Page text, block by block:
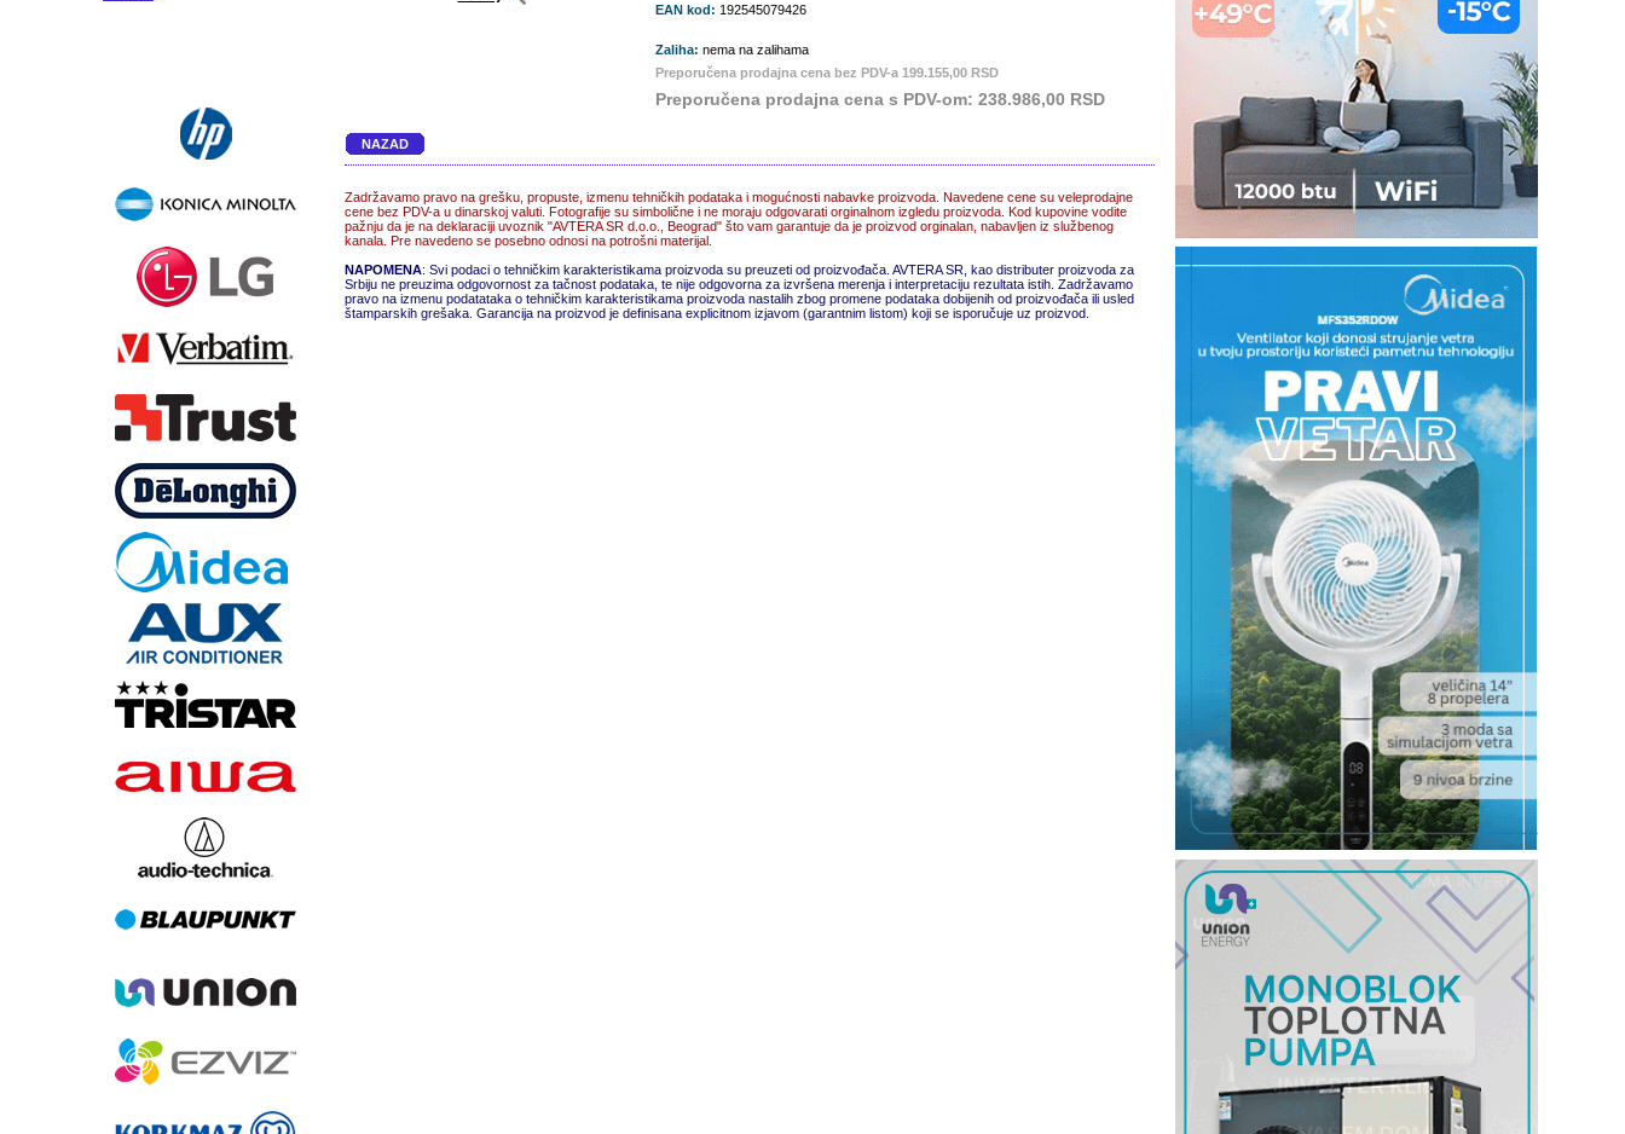
EAN kod: 192545079426
Zaliha: nema na zalihama
Preporučena prodajna cena bez PDV-a 199.155,00 RSD
Preporučena prodajna cena s PDV-om: 238.986,00 RSD
NAZAD
Zadržavamo pravo na grešku, propuste, izmenu tehničkih podataka i mogućnosti nabavke proizvoda. Navedene cene su veleprodajne
cene bez PDV-a u dinarskoj valuti. Fotografije su simbolične i ne moraju odgovarati orginalnom izgledu proizvoda. Kod kupovine vodite
pažnju da je na deklaraciji uvoznik "AVTERA SR d.o.o., Beograd" što vam garantuje da je proizvod orginalan, nabavljen iz službenog
kanala. Pre navedeno se posebno odnosi na potrošni materijal.
NAPOMENA: Svi podaci o tehničkim karakteristikama proizvoda su preuzeti od proizvođača. AVTERA SR, kao distributer proizvoda za
Srbiju ne preuzima odgovornost za tačnost podataka, te nije odgovorna za izvršena merenja i interpretaciju rezultata istih. Zadržavamo
pravo na izmenu podatataka o tehničkim karakteristikama proizvoda nastalih zbog promene podataka dobijenih od proizvođača ili usled
štamparskih grešaka. Garancija na proizvod je definisana explicitnom izjavom (garantnim listom) koji se isporučuje uz proizvod.